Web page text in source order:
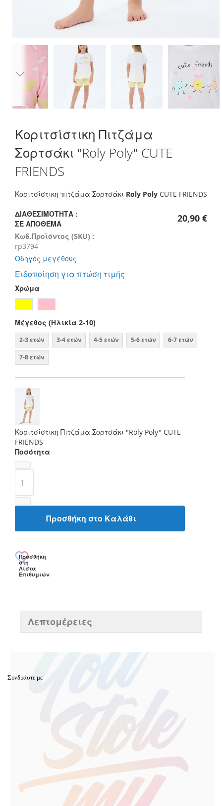
to
beginning
the
gallery
Κοριτσίστικη Πιτζάμα
Σορτσάκι "Roly Poly" CUTE
FRIENDS
Κοριτσίστικη πιτζάμα Σορτσάκι Roly Poly CUTE FRIENDS
ΔΙΑΘΕΣΙΜΌΤΗΤΑ :
ΣΕ ΑΠΌΘΕΜΑ
Κωδ.Προϊόντος (SKU) :
rp3794
Οδηγός μεγέθους
20,90 €
Ειδοποίηση για πτώση τιμής
Χρώμα
Μέγεθος (Ηλικία 2-10)
2-3 ετών 3-4 ετών 4-5 ετών 5-6 ετών 6-7 ετών
7-8 ετών
Κοριτσίστικη Πιτζάμα Σορτσάκι "Roly Poly" CUTE
FRIENDS
Ποσότητα
Προσθήκη στο Καλάθι
Προσθήκη
στη
Λίστα
Επιθυμιών
Λεπτομέρειες
Συνδυάστε με